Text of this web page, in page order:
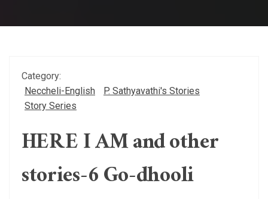
Category:
Neccheli-English
P. Sathyavathi's Stories
Story Series
HERE I AM and other
stories-6 Go-dhooli